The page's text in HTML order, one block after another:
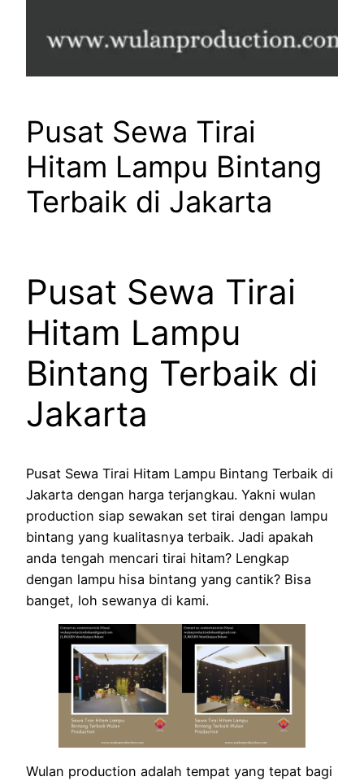
Pusat Sewa Tirai
Hitam Lampu Bintang
Terbaik di Jakarta
Pusat Sewa Tirai
Hitam Lampu
Bintang Terbaik di
Jakarta
Pusat Sewa Tirai Hitam Lampu Bintang Terbaik di
Jakarta dengan harga terjangkau. Yakni wulan
production siap sewakan set tirai dengan lampu
bintang yang kualitasnya terbaik. Jadi apakah
anda tengah mencari tirai hitam? Lengkap
dengan lampu hisa bintang yang cantik? Bisa
banget, loh sewanya di kami.
Wulan production adalah tempat yang tepat bagi